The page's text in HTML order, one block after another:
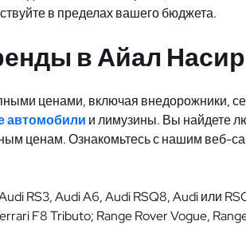
в пределах вашего бюджета.
в Айал Насир
ценами, включая внедорожники,
автомобили и лимузины. Вы найдете
ценам. Ознакомьтесь с нашим веб-
RS3, Audi A6, Audi RSQ8, Audi или
F8 Tributo; Range Rover Vogue,